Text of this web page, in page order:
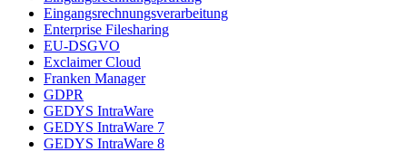
Eingangsrechnungsverarbeitung
Enterprise Filesharing
EU-DSGVO
Exclaimer Cloud
Franken Manager
GDPR
GEDYS IntraWare
GEDYS IntraWare 7
GEDYS IntraWare 8